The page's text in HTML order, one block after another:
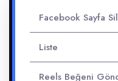
Facebook Sayfa
Liste
Reels Beğeni